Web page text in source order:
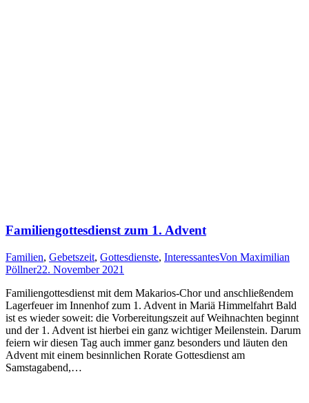
Familiengottesdienst zum 1. Advent
Familien, Gebetszeit, Gottesdienste, InteressantesVon Maximilian
Pöllner22. November 2021
Familiengottesdienst mit dem Makarios-Chor und anschließendem
Lagerfeuer im Innenhof zum 1. Advent in Mariä Himmelfahrt Bald
ist es wieder soweit: die Vorbereitungszeit auf Weihnachten beginnt
und der 1. Advent ist hierbei ein ganz wichtiger Meilenstein. Darum
feiern wir diesen Tag auch immer ganz besonders und läuten den
Advent mit einem besinnlichen Rorate Gottesdienst am
Samstagabend,…